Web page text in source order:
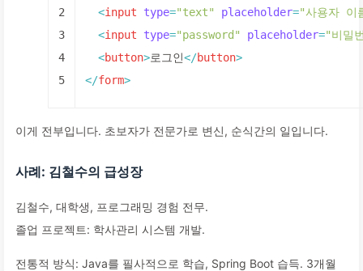
2
3
4
5
<input type="text" placeholder="사용자 이
<input type="password" placeholder="비밀
<button>로그인</button>
</form>
이게 전부입니다. 초보자가 전문가로 변신, 순식간의 일입니다.
사례: 김철수의 급성장
김철수, 대학생, 프로그래밍 경험 전무.
졸업 프로젝트: 학사관리 시스템 개발.
전통적 방식: Java를 필사적으로 학습, Spring Boot 습득. 3개월